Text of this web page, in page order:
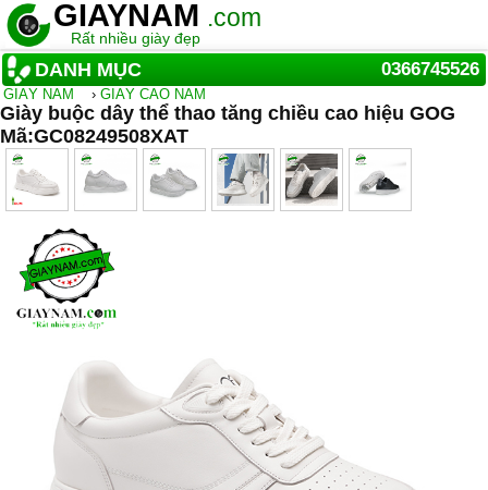
GIAYNAM .com
Rất nhiều giày đẹp
DANH MỤC 0366745526
GIẦY NAM › GIÀY CAO NAM
Giày buộc dây thể thao tăng chiều cao hiệu GOG
Mã:GC08249508XAT